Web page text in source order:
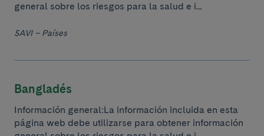
general sobre los riesgos para la salud e i...
SAVI – Países
Bangladés
Información general:La información incluida en esta
página web debe utilizarse para obtener información